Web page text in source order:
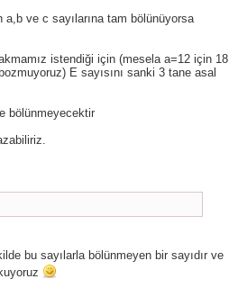
a,b ve c sayılarına tam bölünüyorsa
istendiği için (mesela a=12 için 18
E sayısını sanki 3 tane asal
bölünmeyecektir
bu sayılarla bölünmeyen bir sayıdır ve